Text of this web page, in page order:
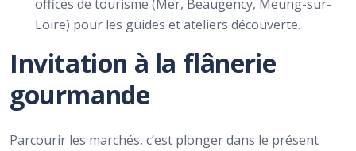
offices de tourisme (Mer, Beaugency, Meung-sur-
Loire) pour les guides et ateliers découverte.
Invitation à la flânerie
gourmande
Parcourir les marchés, c’est plonger dans le présent